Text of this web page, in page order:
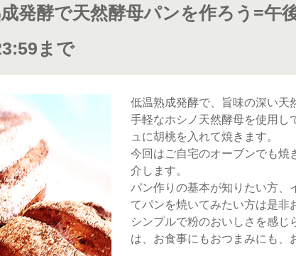
成発酵で天然酵母パンを作ろう
まで
低温熟成発酵で、旨味の深い天
手軽なホシノ天然酵母を使用し
ュに胡桃を入れて焼きます。
今回はご自宅のオーブンでも焼
介します。
パン作りの基本が知りたい方、
てパンを焼いてみたい方は是非
シンプルで粉のおいしさを感じ
は、お食事にもおつまみにも、